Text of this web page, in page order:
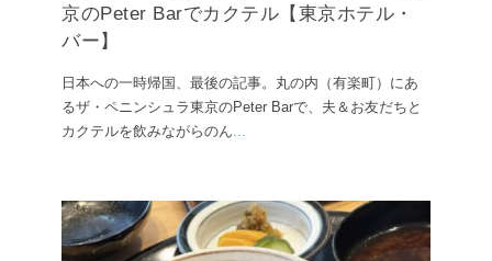
京のPeter Barでカクテル【東京ホテル・
バー】
日本への一時帰国、最後の記事。丸の内（有楽町）にあ
るザ・ペニンシュラ東京のPeter Barで、夫＆お友だちと
カクテルを飲みながらのん...